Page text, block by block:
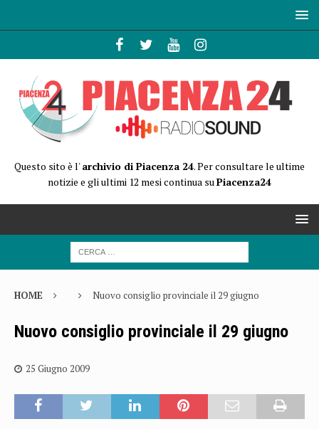
Questo sito è l'archivio di Piacenza 24. Per consultare le ultime
notizie e gli ultimi 12 mesi continua suPiacenza24
HOME Nuovo consiglio provinciale il 29 giugno
Nuovo consiglio provinciale il 29 giugno
25 Giugno 2009